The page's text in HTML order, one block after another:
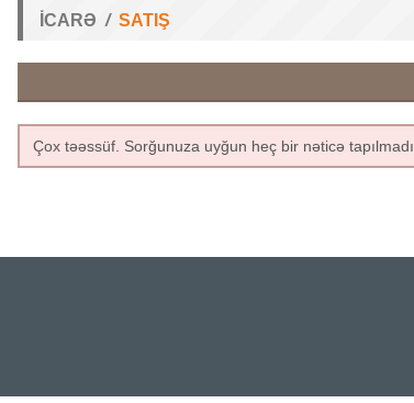
İCARƏ SATIŞ
Çox təəssüf. Sorğunuza uyğun heç bir nəticə tapılmadı.